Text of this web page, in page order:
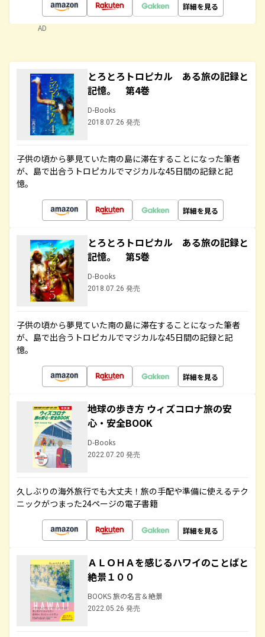
詳細を見る
AD
とろとろトロピカル ある旅の記録と
記憶。 第4巻
D-Books
2018.07.26 発売
子供の頃から夢見ていた南の島に滞在することになった筆者
が、島で出合うトロピカルでマジカルな45日間の記録と記
憶。
詳細を見る
とろとろトロピカル ある旅の記録と
記憶。 第5巻
D-Books
2018.07.26 発売
子供の頃から夢見ていた南の島に滞在することになった筆者
が、島で出合うトロピカルでマジカルな45日間の記録と記
憶。
詳細を見る
地球の歩き方 ウィズコロナ旅の安
心・安全BOOK
D-Books
2022.07.20 発売
久しぶりの海外旅行でも大丈夫！旅の手配や準備に使えるテク
ニックがつまった24ページの電子書籍
詳細を見る
ＡＬＯＨＡを感じるハワイのことばと
絶景１００
BOOKS 旅の名言＆絶景
2022.05.26 発売